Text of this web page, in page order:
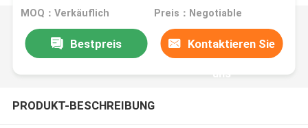
MOQ：Verkäuflich Preis：Negotiable
Bestpreis Kontaktieren Sie
uns
PRODUKT-BESCHREIBUNG